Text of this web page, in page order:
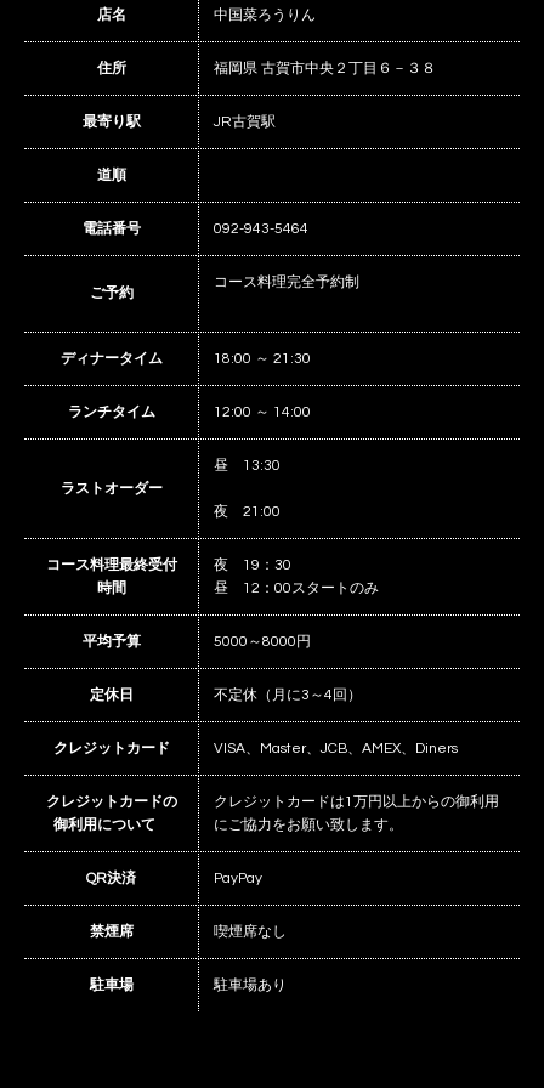
店名 中国菜ろうりん
住所 福岡県 古賀市中央２丁目６－３８
最寄り駅 JR古賀駅
道順
電話番号 092-943-5464
ご予約
コース料理完全予約制
ディナータイム 18:00 ～ 21:30
ランチタイム 12:00 ～ 14:00
ラストオーダー
昼 13:30
夜 21:00
コース料理最終受付
時間
夜 19：30
昼 12：00スタートのみ
平均予算 5000～8000円
定休日 不定休（月に3～4回）
クレジットカード VISA、Master、JCB、AMEX、Diners
クレジットカードの
御利用について
クレジットカードは1万円以上からの御利用
にご協力をお願い致します。
QR決済 PayPay
禁煙席 喫煙席なし
駐車場 駐車場あり